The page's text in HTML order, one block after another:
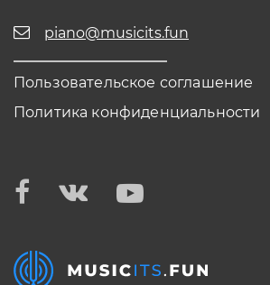
piano@musicits.fun
Пользовательское соглашение
Политика конфиденциальности